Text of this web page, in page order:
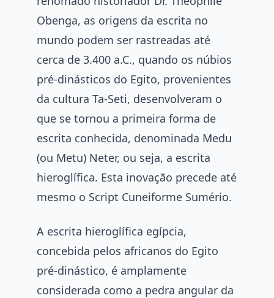
Obenga, as origens da escrita no
mundo podem ser rastreadas até
cerca de 3.400 a.C., quando os núbios
pré-dinásticos do Egito, provenientes
da cultura Ta-Seti, desenvolveram o
que se tornou a primeira forma de
escrita conhecida, denominada Medu
(ou Metu) Neter, ou seja, a escrita
hieroglífica. Esta inovação precede até
mesmo o Script Cuneiforme Sumério.
A escrita hieroglífica egípcia,
concebida pelos africanos do Egito
pré-dinástico, é amplamente
considerada como a pedra angular da